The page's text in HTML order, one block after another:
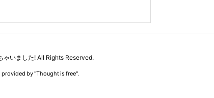
ゃいました! All Rights Reserved.
provided by "Thought is free".